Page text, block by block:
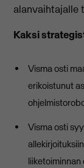
alanvaihtajalle
Kaksi
Visma osti
erikoistunut
Visma osti
liiketoiminnan